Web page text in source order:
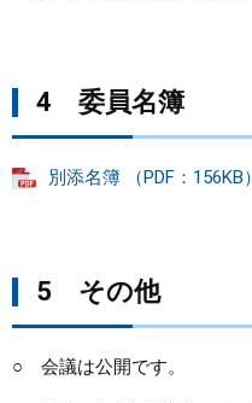
4 委員名簿
別添名簿 （PDF：156KB）
5 その他
○ 会議は公開です。